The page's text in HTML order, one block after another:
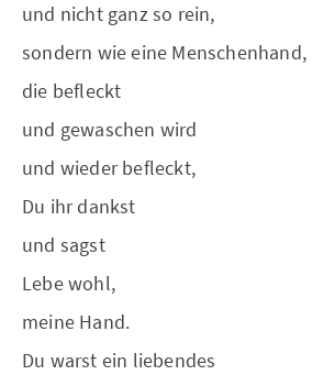
und nicht ganz so rein,
sondern wie eine Menschenhand,
die befleckt
und gewaschen wird
und wieder befleckt,
Du ihr dankst
und sagst
Lebe wohl,
meine Hand.
Du warst ein liebendes